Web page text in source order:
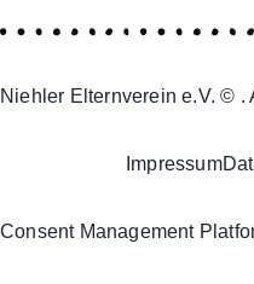
Niehler Elternverein e.V. © .
Impressum
Consent Management